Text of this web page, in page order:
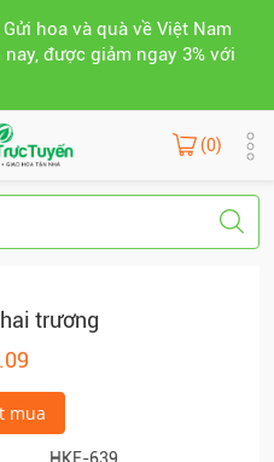
hoa và quà về Việt Nam
được giảm ngay 3% với
(0)
trương
mua